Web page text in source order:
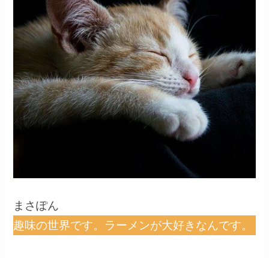
まさぽん
趣味の世界です。ラーメンが大好きなんです。